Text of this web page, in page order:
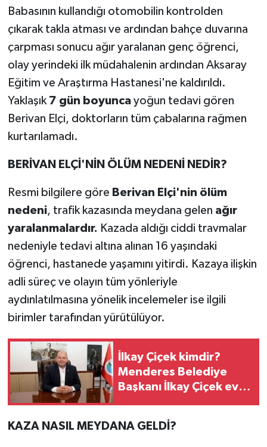
Babasının kullandığı otomobilin kontrolden
çıkarak takla atması ve ardından bahçe duvarına
çarpması sonucu ağır yaralanan genç öğrenci,
olay yerindeki ilk müdahalenin ardından Aksaray
Eğitim ve Araştırma Hastanesi'ne kaldırıldı.
Yaklaşık 7 gün boyuncayoğun tedavi gören
Berivan Elçi, doktorların tüm çabalarına rağmen
kurtarılamadı.
BERİVAN ELÇİ'NİN ÖLÜM NEDENİ NEDİR?
Resmi bilgilere göre Berivan Elçi'nin ölüm
nedeni, trafik kazasında meydana gelen ağır
yaralanmalardır. Kazada aldığı ciddi travmalar
nedeniyle tedavi altına alınan 16 yaşındaki
öğrenci, hastanede yaşamını yitirdi. Kazaya ilişkin
adli süreç ve olayın tüm yönleriyle
aydınlatılmasına yönelik incelemeler ise ilgili
birimler tarafından yürütülüyor.
İlkay Çiçek kimdir?
Menderes Belediye
Başkanı İlkay Çiçek evli
KAZA NASIL MEYDANA GELDİ?